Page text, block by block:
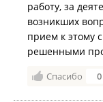
работу, за
возникших
прием к этому
решенными
Спасибо 0